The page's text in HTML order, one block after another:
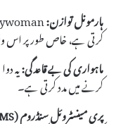
ہارمونل توازن:
کرتی ہے، خاص طور پر اس
ماہواری کی بے قاعدگی:یہ
کرنے میں مدد کرتی ہے۔
پری مینسٹروئل سنڈروم (PMS):